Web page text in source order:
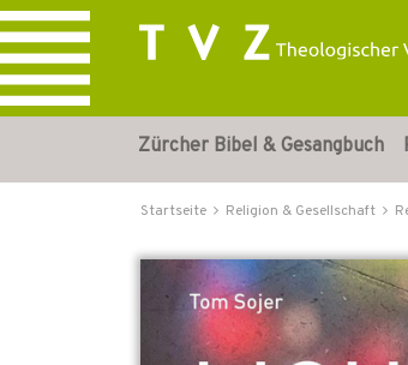
Zürcher Bibel & Gesangbuch
Startseite Religion & Gesellschaft